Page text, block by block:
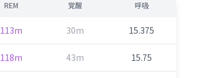
REM 覚醒 呼吸
113m 30m 15.375
118m 43m 15.75